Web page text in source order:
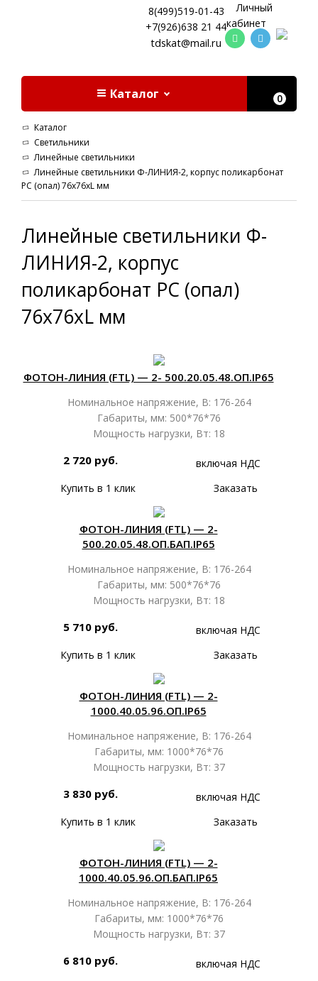
8(499)519-01-43
+7(926)638 21 44
tdskat@mail.ru
Личный
кабинет
Каталог 0
Каталог
Светильники
Линейные светильники
Линейные светильники Ф-ЛИНИЯ-2, корпус поликарбонат
РС (опал) 76х76хL мм
Линейные светильники Ф-
ЛИНИЯ-2, корпус
поликарбонат РС (опал)
76х76хL мм
ФОТОН-ЛИНИЯ (FTL) — 2- 500.20.05.48.ОП.IP65
Номинальное напряжение, В: 176-264
Габариты, мм: 500*76*76
Мощность нагрузки, Вт: 18
2 720 руб.
включая НДС
Купить в 1 клик
Заказать
ФОТОН-ЛИНИЯ (FTL) — 2-
500.20.05.48.ОП.БАП.IP65
Номинальное напряжение, В: 176-264
Габариты, мм: 500*76*76
Мощность нагрузки, Вт: 18
5 710 руб.
включая НДС
Купить в 1 клик
Заказать
ФОТОН-ЛИНИЯ (FTL) — 2-
1000.40.05.96.ОП.IP65
Номинальное напряжение, В: 176-264
Габариты, мм: 1000*76*76
Мощность нагрузки, Вт: 37
3 830 руб.
включая НДС
Купить в 1 клик
Заказать
ФОТОН-ЛИНИЯ (FTL) — 2-
1000.40.05.96.ОП.БАП.IP65
Номинальное напряжение, В: 176-264
Габариты, мм: 1000*76*76
Мощность нагрузки, Вт: 37
6 810 руб.
включая НДС